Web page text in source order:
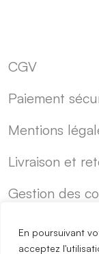
En poursuivant
acceptez
CGV
Paiement
Mentions
Livraison et
Gestion des